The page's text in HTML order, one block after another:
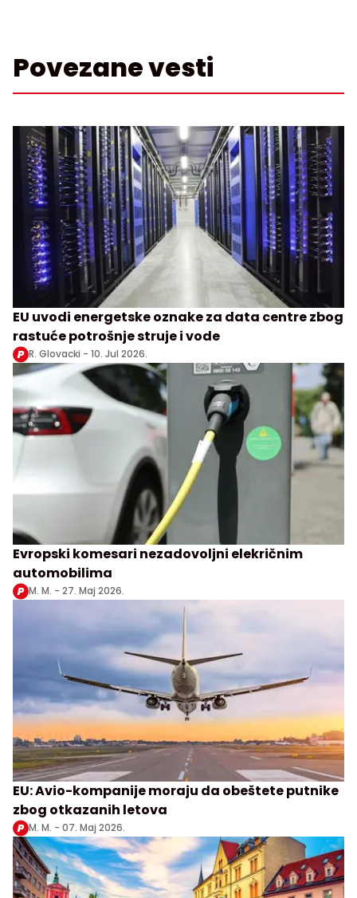
Povezane vesti
EU uvodi energetske oznake za data centre zbog
rastuće potrošnje struje i vode
R. Glovacki - 10. Jul 2026.
Evropski komesari nezadovoljni elekričnim
automobilima
M. M. - 27. Maj 2026.
EU: Avio-kompanije moraju da obeštete putnike
zbog otkazanih letova
M. M. - 07. Maj 2026.